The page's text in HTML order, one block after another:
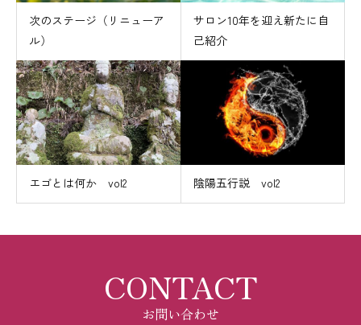
次のステージ（リニューア
ル）
サロン10年を迎え新たに自
己紹介
エゴとは何か vol2 陰陽五行説 vol2
CONTACT
お問い合わせ